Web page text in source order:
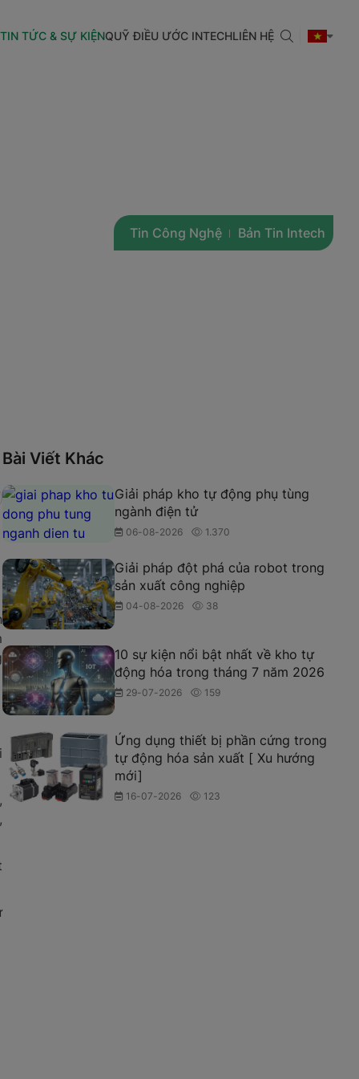
TIN TỨC & SỰ KIỆNQUỸ ĐIỀU ƯỚC INTECHLIÊN HỆ
Tin Công Nghệ Bản Tin Intech
Bài Viết Khác
Giải pháp kho tự động phụ tùng
ngành điện tử
06-08-2026 1.370
Giải pháp đột phá của robot trong
sản xuất công nghiệp
04-08-2026 38
10 sự kiện nổi bật nhất về kho tự
động hóa trong tháng 7 năm 2026
29-07-2026 159
Ứng dụng thiết bị phần cứng trong
tự động hóa sản xuất [ Xu hướng
mới]
16-07-2026 123